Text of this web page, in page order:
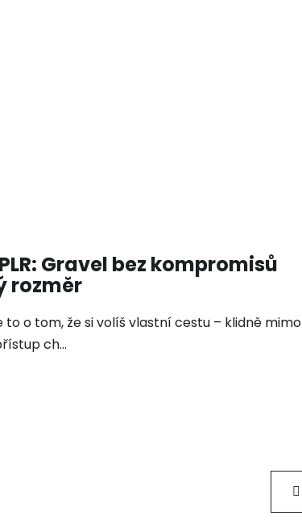
Gravel bez kompromisů
rozměr
to o tom, že si volíš vlastní cestu – klidně mimo
ch...